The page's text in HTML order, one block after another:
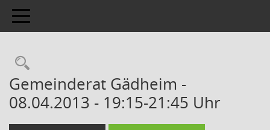
Toggle navigation
Gemeinderat Gädheim -
08.04.2013 - 19:15-21:45 Uhr